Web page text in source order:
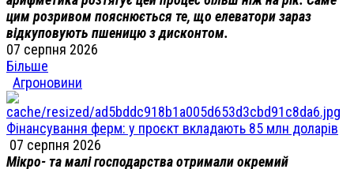
цим розривом пояснюється те, що елеватори зараз
відкуповують пшеницю з дисконтом.
07 серпня 2026
Більше
Агроновини
Фінансування ферм: у проєкт вкладають 85 млн доларів
07 серпня 2026
Мікро- та малі господарства отримали окремий